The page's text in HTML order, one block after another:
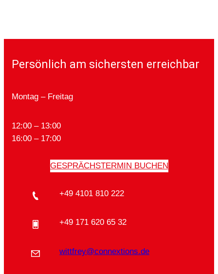
Persönlich am sichersten erreichbar
Montag – Freitag
12:00 – 13:00
16:00 – 17:00
GESPRÄCHSTERMIN BUCHEN
+49 4101 810 222
+49 171 620 65 32
wittfrey@connextions.de